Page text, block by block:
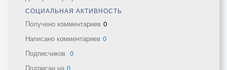
СОЦИАЛЬНАЯ АКТИВНОСТЬ
Получено комментариев 0
Написано комментариев 0
Подписчиков 0
Подписан на 0